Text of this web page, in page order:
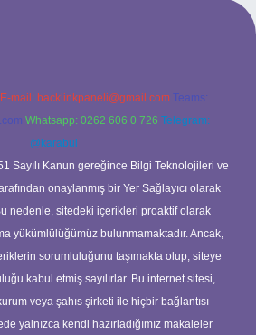
E-mail: backlinkpaneli@gmail.com Teams:
Whatsapp: 0262 606 0 726 Telegram:
@karabul
Sayılı Kanun gereğince Bilgi Teknolojileri ve
onaylanmış bir Yer Sağlayıcı olarak
nedenle, sitedeki içerikleri proaktif olarak
yükümlülüğümüz bulunmamaktadır. Ancak,
sorumluluğunu taşımakta olup, siteye
kabul etmiş sayılırlar. Bu internet sitesi,
veya şahıs şirketi ile hiçbir bağlantısı
yalnızca kendi hazırladığımız makaleler